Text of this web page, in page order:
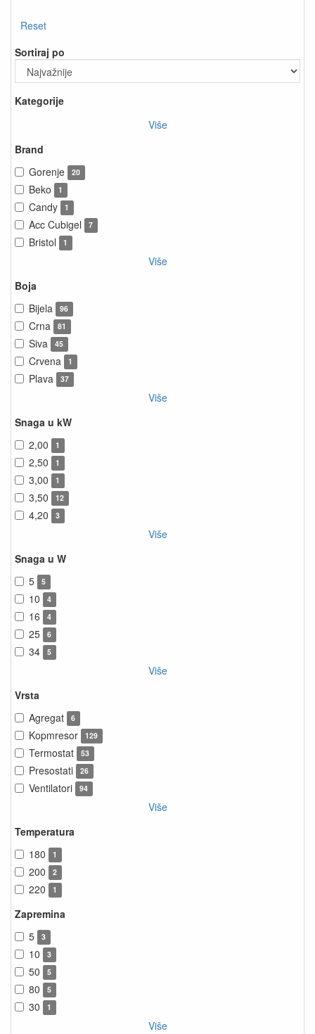
Reset
Sortiraj po
Kategorije
Više
Brand
Gorenje
20
Beko 1
Candy 1
Acc Cubigel 7
Bristol 1
Više
Boja
Bijela
96
Crna 81
Siva 45
Crvena 1
Plava 37
Više
Snaga u kW
2,00
1
2,50 1
3,00 1
3,50 12
4,20 3
Više
Snaga u W
5
5
10 4
16 4
25 6
34 5
Više
Vrsta
Agregat
6
Kopmresor 129
Termostat 53
Presostati 26
Ventilatori 94
Više
Temperatura
180
1
200 2
220 1
Zapremina
5
3
10 3
50 5
80 5
30 1
Više